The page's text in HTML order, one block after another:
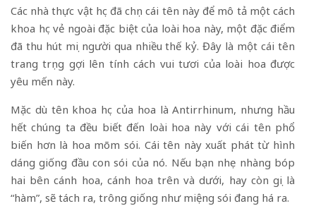
Các nhà thực vật học đã chọn cái tên này để mô tả một cách
khoa học vẻ ngoài đặc biệt của loài hoa này, một đặc điểm
đã thu hút mọi người qua nhiều thế kỷ. Đây là một cái tên
trang trọng gợi lên tính cách vui tươi của loài hoa được
yêu mến này.
Mặc dù tên khoa học của hoa là Antirrhinum, nhưng hầu
hết chúng ta đều biết đến loài hoa này với cái tên phổ
biến hơn là hoa mõm sói. Cái tên này xuất phát từ hình
dáng giống đầu con sói của nó. Nếu bạn nhẹ nhàng bóp
hai bên cánh hoa, cánh hoa trên và dưới, hay còn gọi là
“hàm”, sẽ tách ra, trông giống như miệng sói đang há ra.